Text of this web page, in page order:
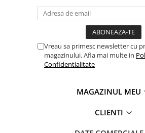
Vreau sa primesc newsletter cu
magazinului. Afla mai multe in
Confidentialitate
MAGAZINUL MEU
CLIENTI